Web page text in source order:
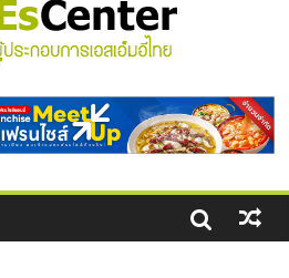
Meet Up จับคู่แฟรน
8
เสียงคุณภาพสูง พร้อม
ในไทยที่ไหนดี?
ห้บริการให้คุ้มค่าและตอบ